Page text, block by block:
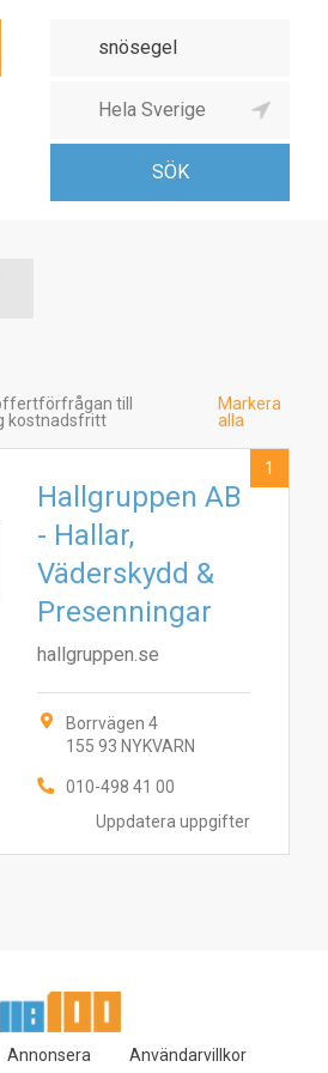
till
kostnadsfritt
Markera
alla
Uppdatera uppgifter
Hallgruppen AB
- Hallar,
Väderskydd &
Presenningar
hallgruppen.se
Borrvägen 4
155 93 NYKVARN
010-498 41 00
1
Annonsera Användarvillkor